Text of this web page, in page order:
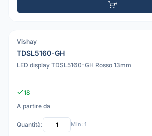
PDF
Vishay
TDSL5160-GH
LED display TDSL5160-GH Rosso 13mm
18
A partire da
Quantità: Min: 1